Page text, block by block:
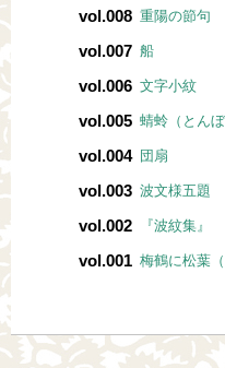
vol.008 重陽の節句
vol.007 船
vol.006 文字小紋
vol.005 蜻蛉（とんぼ
vol.004 団扇
vol.003 波文様五題
vol.002 『波紋集』
vol.001 梅鶴に松葉